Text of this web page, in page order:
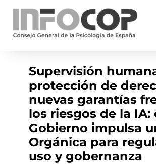
Supervisión
protección de
nuevas garantías
los riesgos de la IA:
Gobierno impulsa
Orgánica para
uso y gobernanza